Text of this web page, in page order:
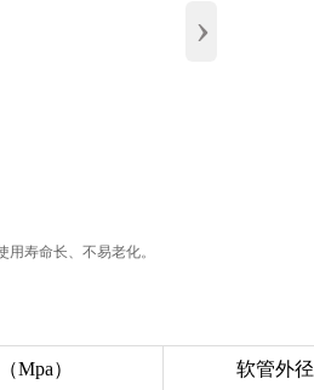
›
寿命长、不易老化。
Mpa） 软管外